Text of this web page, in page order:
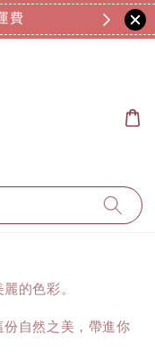
費 7/
的色彩。
自然之美，帶進你